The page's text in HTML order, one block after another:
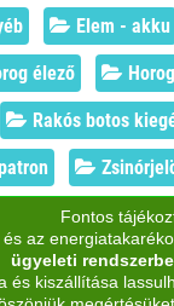
Elem - akku
élező
Rakós botos
Fontos
az
ügyeleti
és kiszállítása